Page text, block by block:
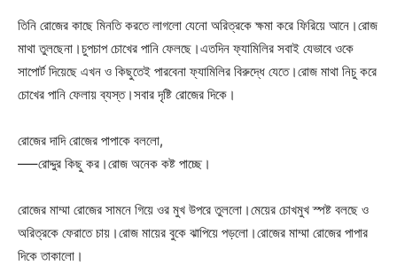
তিনি রোজের কাছে মিনতি করতে লাগলো যেনো অরিত্রকে ক্ষমা করে ফিরিয়ে আনে।রোজ
মাথা তুলছেনা।চুপচাপ চোখের পানি ফেলছে।এতদিন ফ্যামিলির সবাই যেভাবে ওকে
সাপোর্ট দিয়েছে এখন ও কিছুতেই পারবেনা ফ্যামিলির বিরুদ্ধে যেতে।রোজ মাথা নিচু করে
চোখের পানি ফেলায় ব্যস্ত।সবার দৃষ্টি রোজের দিকে।
রোজের দাদি রোজের পাপাকে বললো,
—–রোদ্দুর কিছু কর।রোজ অনেক কষ্ট পাচ্ছে।
রোজের মাম্মা রোজের সামনে গিয়ে ওর মুখ উপরে তুললো।মেয়ের চোখমুখ স্পষ্ট বলছে ও
অরিত্রকে ফেরাতে চায়।রোজ মায়ের বুকে ঝাপিয়ে পড়লো।রোজের মাম্মা রোজের পাপার
দিকে তাকালো।